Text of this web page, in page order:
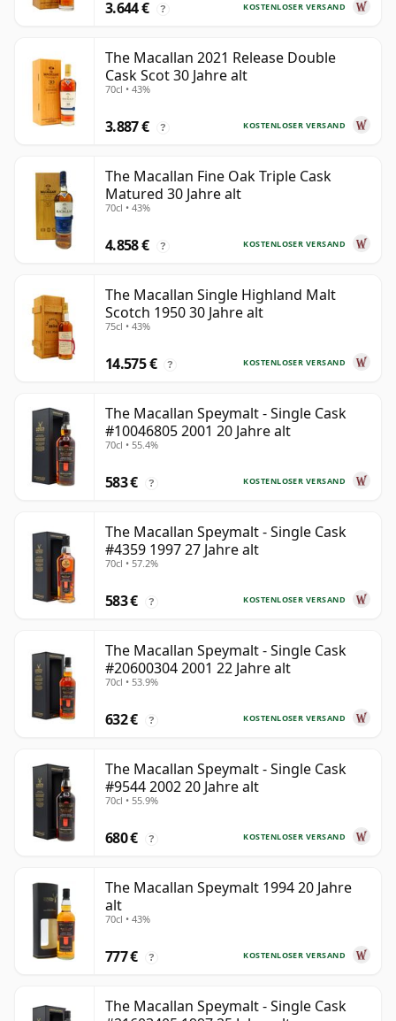
KOSTENLOSER VERSAND
3.644 € ?
The Macallan 2021 Release Double
Cask Scot 30 Jahre alt
70cl • 43%
KOSTENLOSER VERSAND
3.887 € ?
The Macallan Fine Oak Triple Cask
Matured 30 Jahre alt
70cl • 43%
KOSTENLOSER VERSAND
4.858 € ?
The Macallan Single Highland Malt
Scotch 1950 30 Jahre alt
75cl • 43%
KOSTENLOSER VERSAND
14.575 € ?
The Macallan Speymalt - Single Cask
#10046805 2001 20 Jahre alt
70cl • 55.4%
KOSTENLOSER VERSAND
583 € ?
The Macallan Speymalt - Single Cask
#4359 1997 27 Jahre alt
70cl • 57.2%
KOSTENLOSER VERSAND
583 € ?
The Macallan Speymalt - Single Cask
#20600304 2001 22 Jahre alt
70cl • 53.9%
KOSTENLOSER VERSAND
632 € ?
The Macallan Speymalt - Single Cask
#9544 2002 20 Jahre alt
70cl • 55.9%
KOSTENLOSER VERSAND
680 € ?
The Macallan Speymalt 1994 20 Jahre
alt
70cl • 43%
KOSTENLOSER VERSAND
777 € ?
The Macallan Speymalt - Single Cask